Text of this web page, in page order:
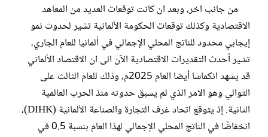
من جانب اخر، وبعد ان كانت توقعات العديد من المعاهد
الاقتصادية وكذلك توقعات الحكومة الألمانية تشير لحدوث نمو
إيجابي محدود للناتج المحلي الإجمالي في ألمانيا للعام الجاري،
تشير أحدث التقديرات الاقتصادية الآن الى ان الاقتصاد الألماني
قد يشهد انكماشا أيضا العام 2025م، وذلك للعام الثالث على
التوالي وهو الامر الذي لم يسبق حدوثه منذ الحرب العالمية
الثانية. إذ يتوقع اتحاد غرف التجارة والصناعة الألمانية (DIHK)،
انخفاضًا في الناتج المحلي الإجمالي لهذا العام بنسبة 0.5 في